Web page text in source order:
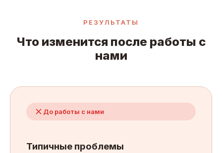
РЕЗУЛЬТАТЫ
Что изменится после работы с
нами
До работы с нами
Типичные проблемы